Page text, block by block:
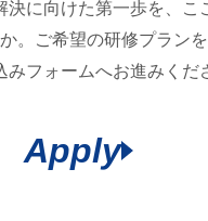
決に向けた第一歩を、こ
。ご希望の研修プラン
みフォームへお進みくだ
Apply